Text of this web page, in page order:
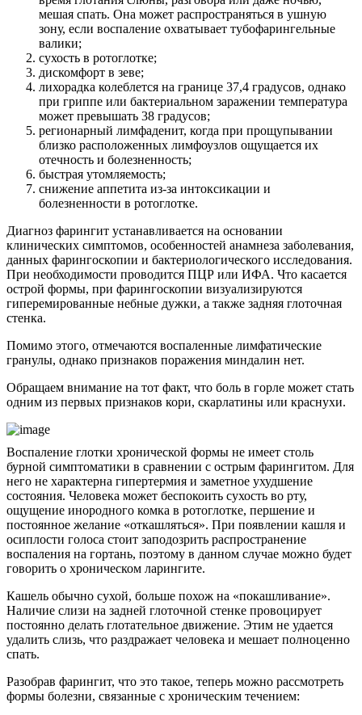
мешая спать. Она может распространяться в ушную
зону, если воспаление охватывает тубофарингельные
валики;
сухость в ротоглотке;
дискомфорт в зеве;
лихорадка колеблется на границе 37,4 градусов, однако
при гриппе или бактериальном заражении температура
может превышать 38 градусов;
регионарный лимфаденит, когда при прощупывании
близко расположенных лимфоузлов ощущается их
отечность и болезненность;
быстрая утомляемость;
снижение аппетита из-за интоксикации и
болезненности в ротоглотке.
Диагноз фарингит устанавливается на основании
клинических симптомов, особенностей анамнеза заболевания,
данных фарингоскопии и бактериологического исследования.
При необходимости проводится ПЦР или ИФА. Что касается
острой формы, при фарингоскопии визуализируются
гиперемированные небные дужки, а также задняя глоточная
стенка.
Помимо этого, отмечаются воспаленные лимфатические
гранулы, однако признаков поражения миндалин нет.
Обращаем внимание на тот факт, что боль в горле может стать
одним из первых признаков кори, скарлатины или краснухи.
Воспаление глотки хронической формы не имеет столь
бурной симптоматики в сравнении с острым фарингитом. Для
него не характерна гипертермия и заметное ухудшение
состояния. Человека может беспокоить сухость во рту,
ощущение инородного комка в ротоглотке, першение и
постоянное желание «откашляться». При появлении кашля и
осиплости голоса стоит заподозрить распространение
воспаления на гортань, поэтому в данном случае можно будет
говорить о хроническом ларингите.
Кашель обычно сухой, больше похож на «покашливание».
Наличие слизи на задней глоточной стенке провоцирует
постоянно делать глотательное движение. Этим не удается
удалить слизь, что раздражает человека и мешает полноценно
спать.
Разобрав фарингит, что это такое, теперь можно рассмотреть
формы болезни, связанные с хроническим течением: